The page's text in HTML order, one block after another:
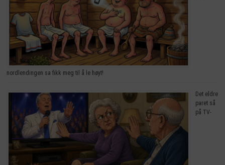
nordlendingen sa fikk meg til å le høyt!
Det eldre
paret så
på TV-